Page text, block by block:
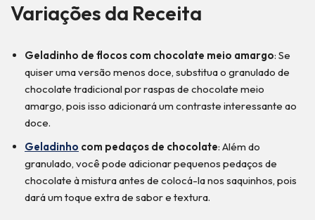
Variações da Receita
Geladinho de flocos com chocolate meio amargo: Se
quiser uma versão menos doce, substitua o granulado de
chocolate tradicional por raspas de chocolate meio
amargo, pois isso adicionará um contraste interessante ao
doce.
Geladinho com pedaços de chocolate: Além do
granulado, você pode adicionar pequenos pedaços de
chocolate à mistura antes de colocá-la nos saquinhos, pois
dará um toque extra de sabor e textura.